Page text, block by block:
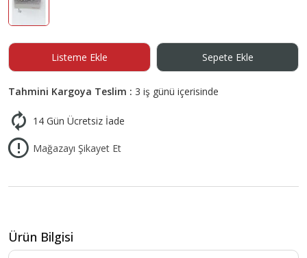
Listeme Ekle Sepete Ekle
Tahmini Kargoya Teslim : 3 iş günü içerisinde
14 Gün Ücretsiz İade
Mağazayı Şikayet Et
Ürün Bilgisi